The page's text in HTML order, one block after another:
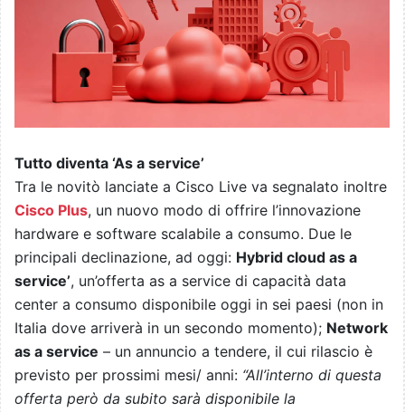
Tutto diventa ‘As a service’
Tra le novitò lanciate a Cisco Live va segnalato inoltre
Cisco Plus, un nuovo modo di offrire l’innovazione
hardware e software scalabile a consumo. Due le
principali declinazione, ad oggi: Hybrid cloud as a
service’, un’offerta as a service di capacità data
center a consumo disponibile oggi in sei paesi (non in
Italia dove arriverà in un secondo momento); Network
as a service – un annuncio a tendere, il cui rilascio è
previsto per prossimi mesi/ anni: “All’interno di questa
offerta però da subito sarà disponibile la